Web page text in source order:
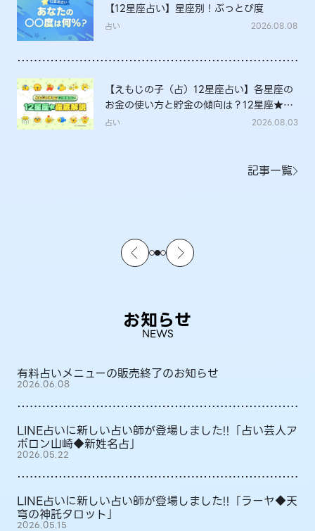
【12星座占い】星座別！ぶっとび度
占い 2026.08.08
【えもじの子（占）12星座占い】各星座の
お金の使い方と貯金の傾向は？12星座★徹
底解説
占い 2026.08.03
記事一覧
お知らせ
NEWS
有料占いメニューの販売終了のお知らせ
2026.06.08
LINE占いに新しい占い師が登場しました!!「占い芸人ア
ポロン山崎◆新姓名占」
2026.05.22
LINE占いに新しい占い師が登場しました!!「ラーヤ◆天
穹の神託タロット」
2026.05.15